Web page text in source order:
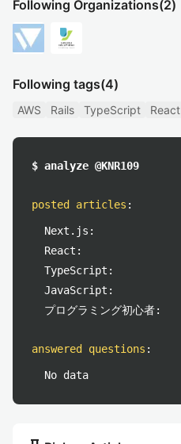
Following Organizations(2)
Following tags(4)
AWS Rails TypeScript React
$ analyze @KNR109
posted articles :
Next.js:
React:
TypeScript:
JavaScript:
プログラミング初心者:
answered questions :
No data